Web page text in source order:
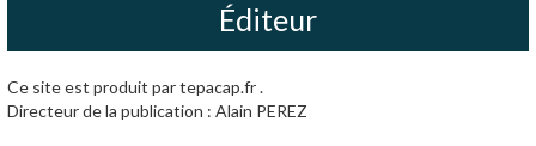
Éditeur
Ce site est produit par tepacap.fr .
Directeur de la publication : Alain PEREZ